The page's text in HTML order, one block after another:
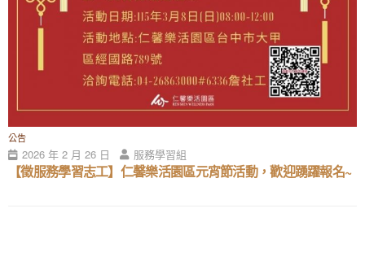
公告
2026 年 2 月 26 日 服務學習組
【徵服務學習志工】仁馨樂活園區元宵節活動，歡迎踴躍報名~